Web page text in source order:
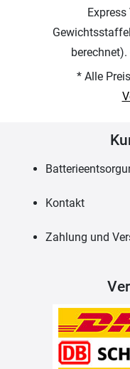
berechnet).
* Alle
Kontakt
Zahlung und